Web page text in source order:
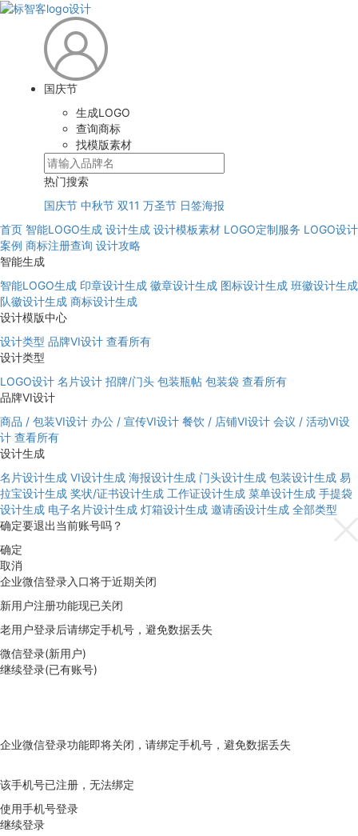
国庆节
生成LOGO
查询商标
找模版素材
热门搜索
国庆节 中秋节 双11 万圣节 日签海报
首页 智能LOGO生成 设计生成 设计模板素材 LOGO定制服务 LOGO设计
案例 商标注册查询 设计攻略
智能生成
智能LOGO生成 印章设计生成 徽章设计生成 图标设计生成 班徽设计生成
队徽设计生成 商标设计生成
设计模版中心
设计类型 品牌VI设计 查看所有
设计类型
LOGO设计 名片设计 招牌/门头 包装瓶帖 包装袋 查看所有
品牌VI设计
商品 / 包装VI设计 办公 / 宣传VI设计 餐饮 / 店铺VI设计 会议 / 活动VI设
计 查看所有
设计生成
名片设计生成 VI设计生成 海报设计生成 门头设计生成 包装设计生成 易
拉宝设计生成 奖状/证书设计生成 工作证设计生成 菜单设计生成 手提袋
设计生成 电子名片设计生成 灯箱设计生成 邀请函设计生成 全部类型
确定要退出当前账号吗？
确定
取消
企业微信登录入口将于近期关闭
新用户注册功能现已关闭
老用户登录后请绑定手机号，避免数据丢失
微信登录(新用户)
继续登录(已有账号)
企业微信登录功能即将关闭，请绑定手机号，避免数据丢失
该手机号已注册，无法绑定
使用手机号登录
继续登录